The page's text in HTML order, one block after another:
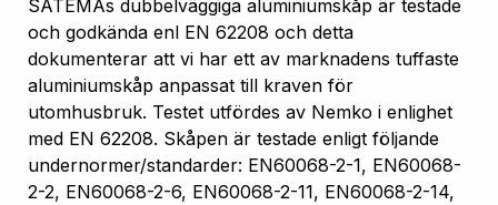
SATEMAs dubbelväggiga aluminiumskåp är testade
och godkända enl EN 62208 och detta
dokumenterar att vi har ett av marknadens tuffaste
aluminiumskåp anpassat till kraven för
utomhusbruk. Testet utfördes av Nemko i enlighet
med EN 62208. Skåpen är testade enligt följande
undernormer/standarder: EN60068-2-1, EN60068-
2-2, EN60068-2-6, EN60068-2-11, EN60068-2-14,